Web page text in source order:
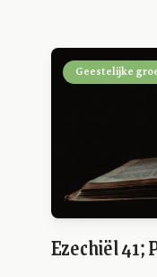
Geestelijke
Ezechiël 41;